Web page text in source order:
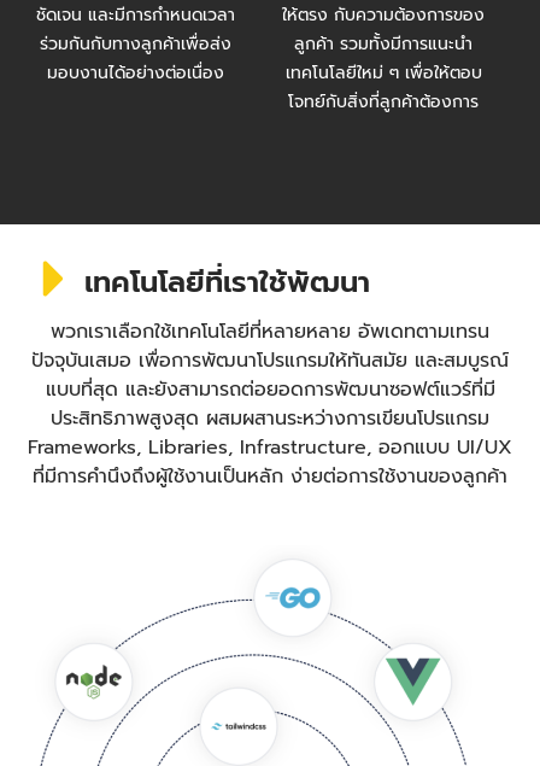
ชัดเจน และมีการกำหนดเวลา
ร่วมกันกับทางลูกค้าเพื่อส่ง
มอบงานได้อย่างต่อเนื่อง
ให้ตรง กับความต้องการของ
ลูกค้า รวมทั้งมีการแนะนำ
เทคโนโลยีใหม่ ๆ เพื่อให้ตอบ
โจทย์กับสิ่งที่ลูกค้าต้องการ
เทคโนโลยีที่เราใช้พัฒนา
พวกเราเลือกใช้เทคโนโลยีที่หลายหลาย อัพเดทตามเทรน
ปัจจุบันเสมอ เพื่อการพัฒนาโปรแกรมให้ทันสมัย และสมบูรณ์
แบบที่สุด และยังสามารถต่อยอดการพัฒนาซอฟต์แวร์ที่มี
ประสิทธิภาพสูงสุด ผสมผสานระหว่างการเขียนโปรแกรม
Frameworks, Libraries, Infrastructure, ออกแบบ UI/UX
ที่มีการคำนึงถึงผู้ใช้งานเป็นหลัก ง่ายต่อการใช้งานของลูกค้า